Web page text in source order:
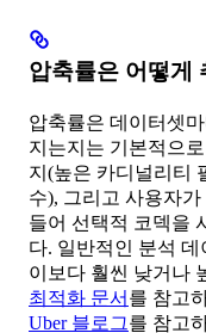
압축률은 어떻게
압축률은 데이터셋
지는지는 기본적으
지(높은 카디널리티
수), 그리고 사용자
들어 선택적 코덱을
다. 일반적인 분석
이보다 훨씬 낮거나
최적화 문서 를 참고
Uber 블로그를 참고